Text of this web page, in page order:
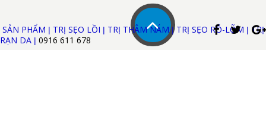
SẢN PHẨM | TRỊ SẸO LỒI | TRỊ THÂM NÁM|TRỊ SẸO RỖ-LÕM | TRỊ
RẠN DA | 0916 611 678